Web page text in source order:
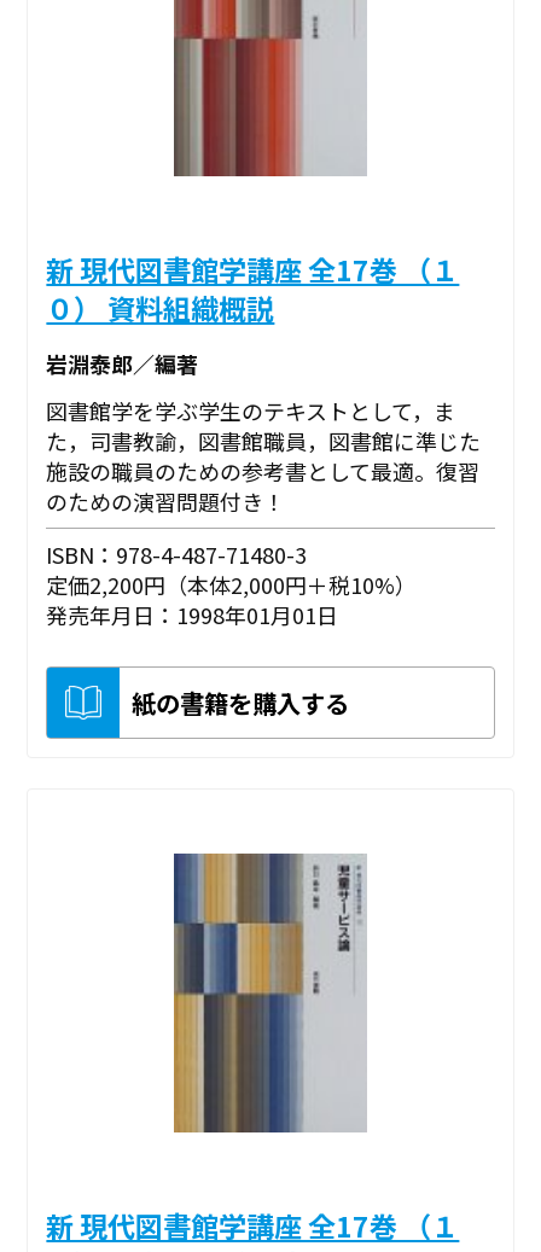
新 現代図書館学講座 全17巻 （１
０） 資料組織概説
岩淵泰郎／編著
図書館学を学ぶ学生のテキストとして，ま
た，司書教諭，図書館職員，図書館に準じた
施設の職員のための参考書として最適。復習
のための演習問題付き！
ISBN：978-4-487-71480-3
定価2,200円（本体2,000円＋税10%）
発売年月日：1998年01月01日
紙の書籍を購入する
新 現代図書館学講座 全17巻 （１